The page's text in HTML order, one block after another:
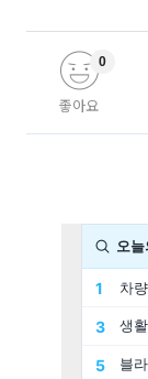
좋아요
0